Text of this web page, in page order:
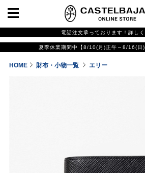
電話注文承っております！詳しく
夏季休業期間中【8/10(月)正午～8/16(日)
HOME 財布・小物一覧 エリー